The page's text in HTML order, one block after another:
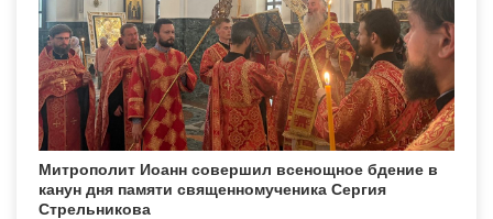
Митрополит Иоанн совершил всенощное бдение в
канун дня памяти священномученика Сергия
Стрельникова